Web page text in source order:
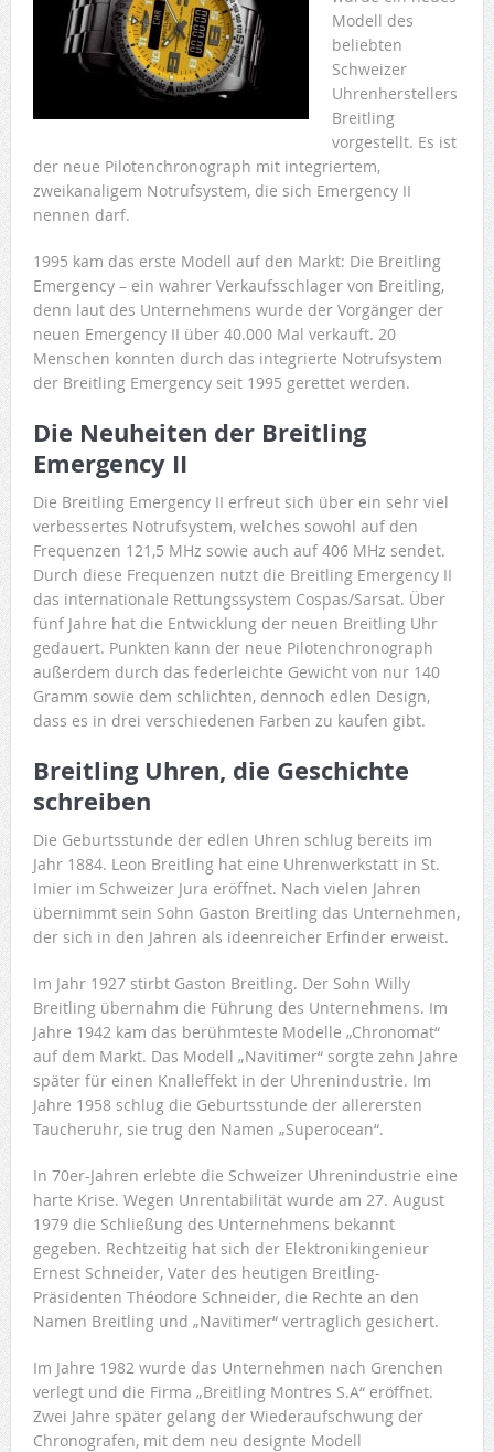
Modell des
beliebten
Schweizer
Uhrenherstellers
Breitling
vorgestellt. Es ist
der neue Pilotenchronograph mit integriertem,
zweikanaligem Notrufsystem, die sich Emergency II
nennen darf.
1995 kam das erste Modell auf den Markt: Die Breitling
Emergency – ein wahrer Verkaufsschlager von Breitling,
denn laut des Unternehmens wurde der Vorgänger der
neuen Emergency II über 40.000 Mal verkauft. 20
Menschen konnten durch das integrierte Notrufsystem
der Breitling Emergency seit 1995 gerettet werden.
Die Neuheiten der Breitling
Emergency II
Die Breitling Emergency II erfreut sich über ein sehr viel
verbessertes Notrufsystem, welches sowohl auf den
Frequenzen 121,5 MHz sowie auch auf 406 MHz sendet.
Durch diese Frequenzen nutzt die Breitling Emergency II
das internationale Rettungssystem Cospas/Sarsat. Über
fünf Jahre hat die Entwicklung der neuen Breitling Uhr
gedauert. Punkten kann der neue Pilotenchronograph
außerdem durch das federleichte Gewicht von nur 140
Gramm sowie dem schlichten, dennoch edlen Design,
dass es in drei verschiedenen Farben zu kaufen gibt.
Breitling Uhren, die Geschichte
schreiben
Die Geburtsstunde der edlen Uhren schlug bereits im
Jahr 1884. Leon Breitling hat eine Uhrenwerkstatt in St.
Imier im Schweizer Jura eröffnet. Nach vielen Jahren
übernimmt sein Sohn Gaston Breitling das Unternehmen,
der sich in den Jahren als ideenreicher Erfinder erweist.
Im Jahr 1927 stirbt Gaston Breitling. Der Sohn Willy
Breitling übernahm die Führung des Unternehmens. Im
Jahre 1942 kam das berühmteste Modelle „Chronomat“
auf dem Markt. Das Modell „Navitimer“ sorgte zehn Jahre
später für einen Knalleffekt in der Uhrenindustrie. Im
Jahre 1958 schlug die Geburtsstunde der allerersten
Taucheruhr, sie trug den Namen „Superocean“.
In 70er-Jahren erlebte die Schweizer Uhrenindustrie eine
harte Krise. Wegen Unrentabilität wurde am 27. August
1979 die Schließung des Unternehmens bekannt
gegeben. Rechtzeitig hat sich der Elektronikingenieur
Ernest Schneider, Vater des heutigen Breitling-
Präsidenten Théodore Schneider, die Rechte an den
Namen Breitling und „Navitimer“ vertraglich gesichert.
Im Jahre 1982 wurde das Unternehmen nach Grenchen
verlegt und die Firma „Breitling Montres S.A“ eröffnet.
Zwei Jahre später gelang der Wiederaufschwung der
Chronografen, mit dem neu designte Modell